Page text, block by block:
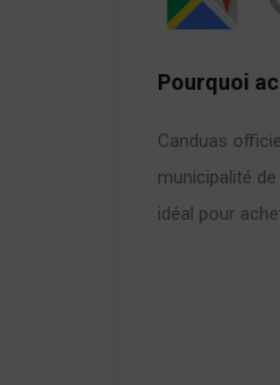
Pourquoi
Canduas
municipalité
idéal pour